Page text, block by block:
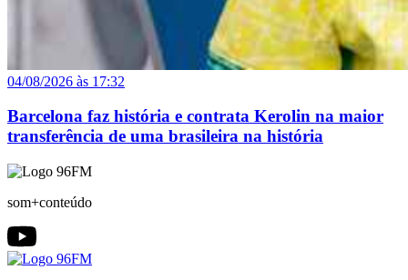
04/08/2026 às 17:32
Barcelona faz história e contrata Kerolin na maior
transferência de uma brasileira na história
som+conteúdo